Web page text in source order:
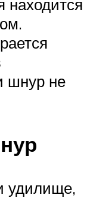
находится
шнур не
удилище,